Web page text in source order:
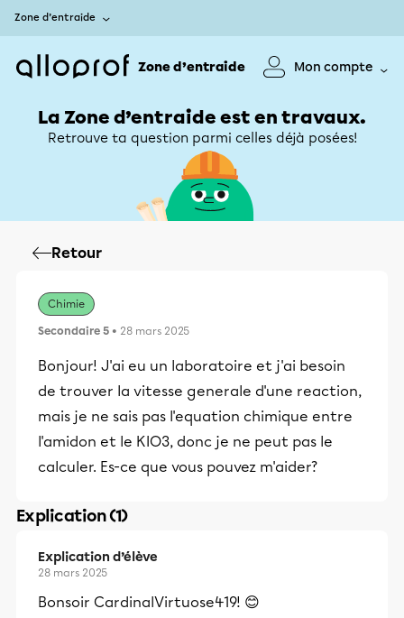
Zone d’entraide
Zone d’entraide Mon compte
La Zone d’entraide est en travaux.
Retrouve ta question parmi celles déjà posées!
Retour
Chimie
Secondaire 5 • 28 mars 2025
Bonjour! J'ai eu un laboratoire et j'ai besoin
de trouver la vitesse generale d'une reaction,
mais je ne sais pas l'equation chimique entre
l'amidon et le KIO3, donc je ne peut pas le
calculer. Es-ce que vous pouvez m'aider?
Explication (1)
Explication d’élève
28 mars 2025
Bonsoir CardinalVirtuose419! 😊